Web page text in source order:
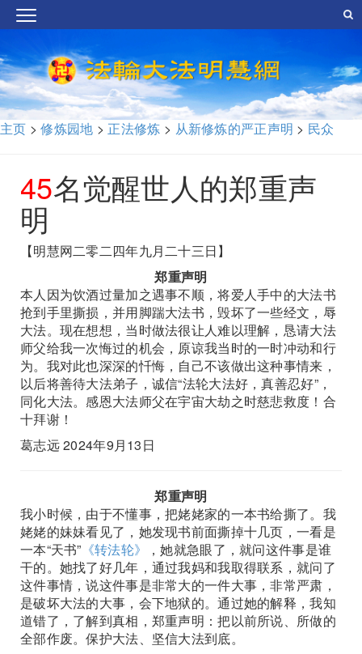
主页 >修炼园地 > 正法修炼 > 从新修炼的严正声明 > 民众
45名觉醒世人的郑重声
明
【明慧网二零二四年九月二十三日】
郑重声明
本人因为饮酒过量加之遇事不顺，将爱人手中的大法书
抢到手里撕损，并用脚踹大法书，毁坏了一些经文，辱
大法。现在想想，当时做法很让人难以理解，恳请大法
师父给我一次悔过的机会，原谅我当时的一时冲动和行
为。我对此也深深的忏悔，自己不该做出这种事情来，
以后将善待大法弟子，诚信“法轮大法好，真善忍好”，
同化大法。感恩大法师父在宇宙大劫之时慈悲救度！合
十拜谢！
葛志远 2024年9月13日
郑重声明
我小时候，由于不懂事，把姥姥家的一本书给撕了。我
姥姥的妹妹看见了，她发现书前面撕掉十几页，一看是
一本“天书” 《转法轮》
，她就急眼了，就问这件事是谁
干的。她找了好几年，通过我妈和我取得联系，就问了
这件事情，说这件事是非常大的一件大事，非常严肃，
是破坏大法的大事，会下地狱的。通过她的解释，我知
道错了，了解到真相，郑重声明：把以前所说、所做的
全部作废。保护大法、坚信大法到底。